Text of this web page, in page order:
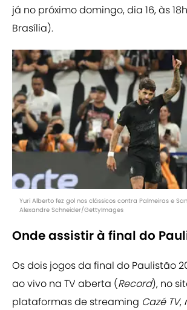
já no próximo domingo, dia 16, às
Brasília).
Yuri Alberto fez gol nos clássicos contra Palmeiras e
Alexandre Schneider/GettyImages
Onde assistir à final do
Os dois jogos da final do Paulistão
ao vivo na TV aberta (Record), no
plataformas de streaming Cazé TV,